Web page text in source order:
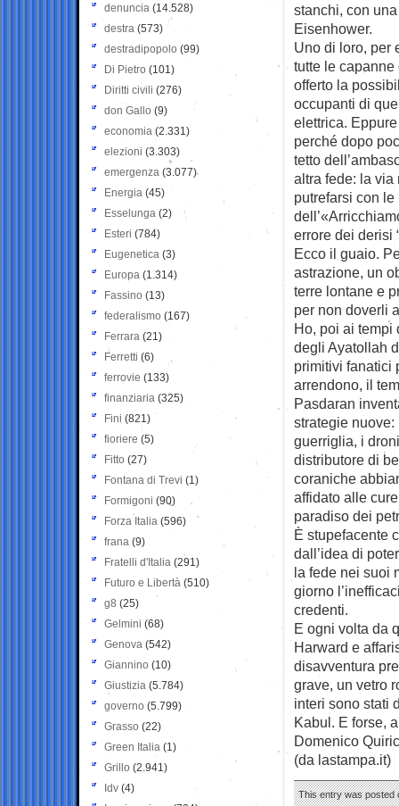
stanchi, con
Eisenhower.
Uno di loro, per
tutte le
offerto la
occupanti di
elettrica.
perché dopo
tetto
altra fede: la via
putrefarsi con
errore dei derisi
Ecco il guaio.
astrazione, un
terre lontane e
per non doverli
Ho, poi ai tempi
degli Ayatollah
primitivi fanatici
arrendono, il
Pasdaran
strategie
guerriglia, i
distributore di
coraniche
affidato alle
paradiso dei
È stupefacente
dall’idea di
la fede nei suoi
giorno
credenti.
E ogni volta da
Harward e
disavventura
grave, un vetro
interi sono stati
Kabul. E forse,
Domenico
(da lastampa.it)
This entry was posted
denuncia (14.528)
destra (573)
destradipopolo (99)
Di Pietro (101)
Diritti civili (276)
don Gallo (9)
economia (2.331)
elezioni (3.303)
emergenza (3.077)
Energia (45)
Esselunga (2)
Esteri (784)
Eugenetica (3)
Europa (1.314)
Fassino (13)
federalismo (167)
Ferrara (21)
Ferretti (6)
ferrovie (133)
finanziaria (325)
Fini (821)
fioriere (5)
Fitto (27)
Fontana di Trevi (1)
Formigoni (90)
Forza Italia (596)
frana (9)
Fratelli d'Italia (291)
Futuro e Libertà (510)
g8 (25)
Gelmini (68)
Genova (542)
Giannino (10)
Giustizia (5.784)
governo (5.799)
Grasso (22)
Green Italia (1)
Grillo (2.941)
Idv (4)